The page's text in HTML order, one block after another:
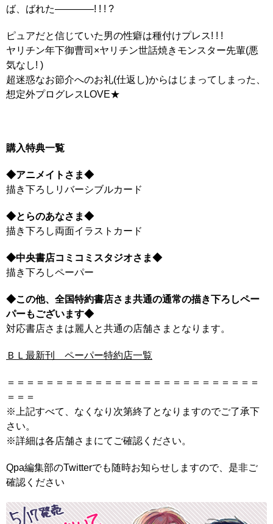
ば、ばれた――――! ! ! ?
ピュアだと信じていた男の性癖は種付けプレス! ! !
ヤリチン年下御曹司×ヤリチン世話焼きモンスター先輩(悪
気なし! )
超迷惑なお節介へのお礼(仕返し)からはじまってしまった、
想定外プログレスLOVE★
購入特典一覧
◆アニメイトさま◆
描き下ろしリバーシブルカード
◆とらのあなさま◆
描き下ろし両面イラストカード
◆中央書店コミコミスタジオさま◆
描き下ろしペーパー
◆この他、全国特約書店さま共通の通常の描き下ろしペー
パーもございます◆
対応書店さまは麗人と共通の店舗さまとなります。
ＢＬ最新刊 ペーパー特約店一覧
＝＝＝＝＝＝＝＝＝＝＝＝＝＝＝＝＝＝＝＝＝＝＝＝＝＝
＝＝＝
※上記すべて、なくなり次第終了となりますのでご了承下
さい。
※詳細は各店舗さまにてご確認ください。
Qpa編集部のTwitterでも随時お知らせしますので、是非ご
確認ください